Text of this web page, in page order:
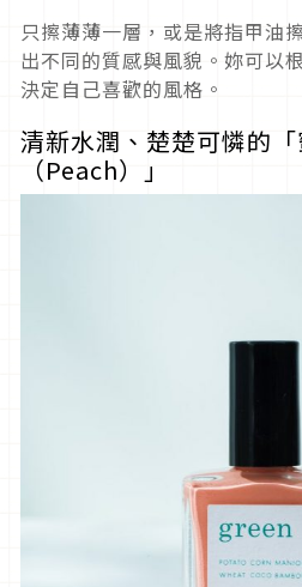
只擦薄薄一層，或是將指甲油
出不同的質感與風貌。妳可以
決定自己喜歡的風格。
清新水潤、楚楚可憐的
（Peach）」